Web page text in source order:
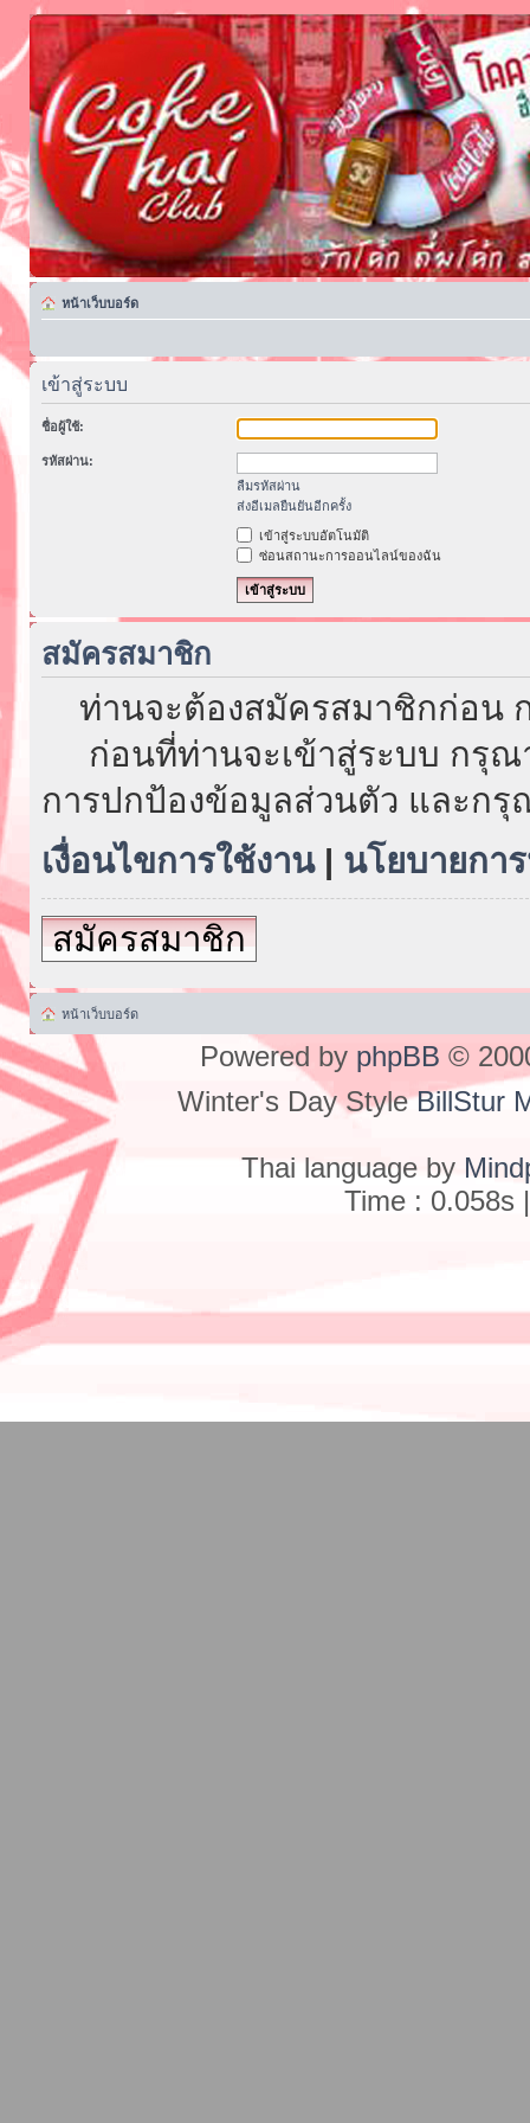
หน้าเว็บบอร์ด
เข้าสู่ระบบ
ชื่อผู้ใช้:
รหัสผ่าน:
ลืมรหัสผ่าน
ส่งอีเมลยืนยันอีกครั้ง
เข้าสู่ระบบอัตโนมัติ
ซ่อนสถานะการออนไลน์ของฉัน
สมัครสมาชิก
ท่านจะต้องสมัครสมาชิกก่อน
ก่อนที่ท่านจะเข้าสู่ระบบ กรุณ
การปกป้องข้อมูลส่วนตัว และก
เงื่อนไขการใช้งาน| นโยบายกา
สมัครสมาชิก
หน้าเว็บบอร์ด
Powered by phpBB ©
Winter's Day StyleBillStur
Thai language by
Time : 0.058s